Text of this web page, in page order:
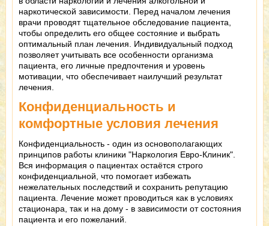
наркотической зависимости. Перед началом лечения
врачи проводят тщательное обследование пациента,
чтобы определить его общее состояние и выбрать
оптимальный план лечения. Индивидуальный подход
позволяет учитывать все особенности организма
пациента, его личные предпочтения и уровень
мотивации, что обеспечивает наилучший результат
лечения.
Конфиденциальность и
комфортные условия лечения
Конфиденциальность - один из основополагающих
принципов работы клиники "Наркология Евро-Клиник".
Вся информация о пациентах остаётся строго
конфиденциальной, что помогает избежать
нежелательных последствий и сохранить репутацию
пациента. Лечение может проводиться как в условиях
стационара, так и на дому - в зависимости от состояния
пациента и его пожеланий.